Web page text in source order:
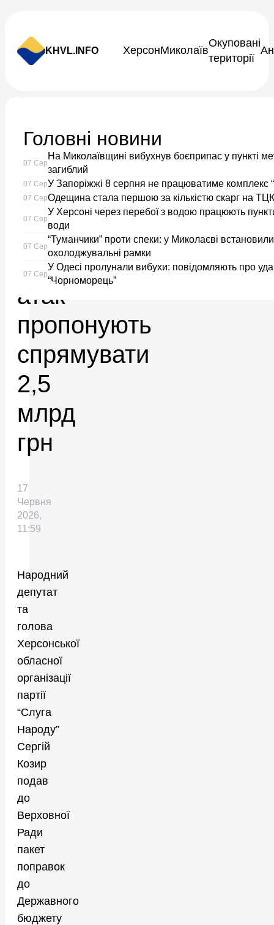
KHVL.INFO ХерсонМиколаїв
Окуповані
території
На
захист
Херсонщини
від
дронових
атак
пропонують
спрямувати
2,5
млрд
грн
17
Червня
2026,
11:59
Народний
депутат
та
голова
Херсонської
обласної
організації
партії
“Слуга
Народу”
Сергій
Козир
подав
до
Верховної
Ради
пакет
поправок
до
Державного
бюджету
Головні новини
07 Сер
На Миколаївщині вибухнув боєприпас у пункті
загиблий
07 СерУ Запоріжжі 8 серпня не працюватиме комплекс
07 СерОдещина стала першою за кількістю скарг на
07 Сер
У Херсоні через перебої з водою працюють
води
07 Сер
“Туманчики” проти спеки: у Миколаєві
охолоджувальні рамки
07 Сер
У Одесі пролунали вибухи: повідомляють про
“Чорноморець”